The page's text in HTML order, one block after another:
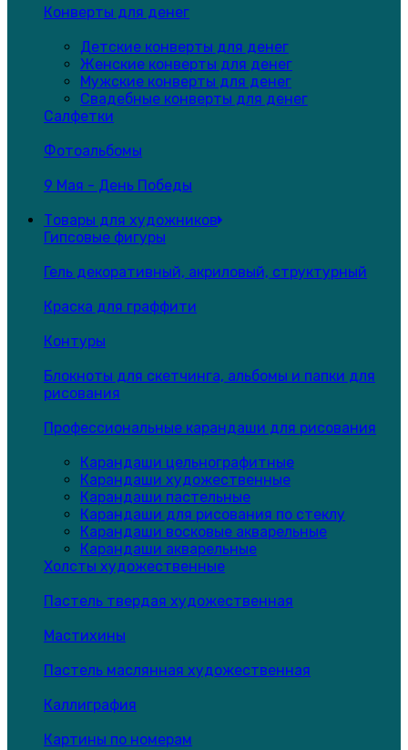
Конверты для денег
Детские конверты для денег
Женские конверты для денег
Мужские конверты для денег
Свадебные конверты для денег
Салфетки
Фотоальбомы
9 Мая - День Победы
Товары для художников
Гипсовые фигуры
Гель декоративный, акриловый, структурный
Краска для граффити
Контуры
Блокноты для скетчинга, альбомы и папки для
рисования
Профессиональные карандаши для рисования
Карандаши цельнографитные
Карандаши художественные
Карандаши пастельные
Карандаши для рисования по стеклу
Карандаши восковые акварельные
Карандаши акварельные
Холсты художественные
Пастель твердая художественная
Мастихины
Пастель маслянная художественная
Каллиграфия
Картины по номерам